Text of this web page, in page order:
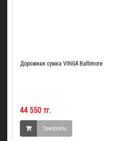
Дорожная сумка VINGA Baltimore
44 550 тг.
Заказать